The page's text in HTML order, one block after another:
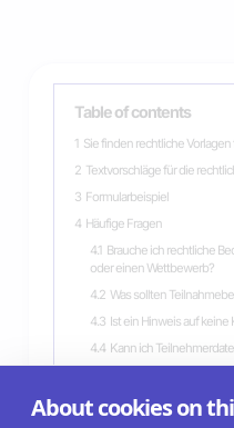
Table of contents
1 Sie finden rechtliche Vorlagen
2 Textvorschläge für die
3 Formularbeispiel
4 Häufige Fragen
4.1 Brauche ich rechtliche
oder einen Wettbewerb?
4.2 Was sollten
4.3 Ist ein Hinweis auf
4.4 Kann ich
About cookies on